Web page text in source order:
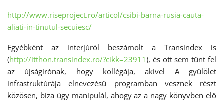
http://www.riseproject.ro/articol/csibi-barna-rusia-cauta-
aliati-in-tinutul-secuiesc/
Egyébként az interjúról beszámolt a Transindex is
(http://itthon.transindex.ro/?cikk=23911), és ott sem tűnt fel
az újságírónak, hogy kollégája, akivel A gyűlölet
infrastruktúrája elnevezésű programban vesznek részt
közösen, biza úgy manipulál, ahogy az a nagy könyvben elő